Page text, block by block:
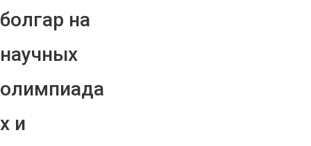
болгар на
научных
олимпиада
х и